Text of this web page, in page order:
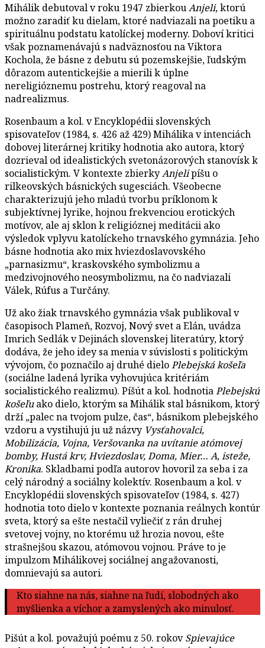
Mihálik debutoval v roku 1947 zbierkouAnjeli, ktorú
možno zaradiť ku dielam, ktoré nadviazali na poetiku a
spirituálnu podstatu katolíckej moderny. Doboví kritici
však poznamenávajú s nadväznosťou na Viktora
Kochola, že básne z debutu sú pozemskejšie, ľudským
dôrazom autentickejšie a mierili k úplne
nereligióznemu postrehu, ktorý reagoval na
nadrealizmus.
Rosenbaum a kol. v Encyklopédii slovenských
spisovateľov (1984, s. 426 až 429) Mihálika v intenciách
dobovej literárnej kritiky hodnotia ako autora, ktorý
dozrieval od idealistických svetonázorových stanovísk k
socialistickým. V kontexte zbierkyAnjelipíšu o
rilkeovských básnických sugesciách. Všeobecne
charakterizujú jeho mladú tvorbu príklonom k
subjektívnej lyrike, hojnou frekvenciou erotických
motívov, ale aj sklon k religióznej meditácii ako
výsledok vplyvu katolíckeho trnavského gymnázia. Jeho
básne hodnotia ako mix hviezdoslavovského
„parnasizmu“, kraskovského symbolizmu a
medzivojnového neosymbolizmu, na čo nadviazali
Válek, Rúfus a Turčány.
Už ako žiak trnavského gymnázia však publikoval v
časopisoch Plameň, Rozvoj, Nový svet a Elán, uvádza
Imrich Sedlák v Dejinách slovenskej literatúry, ktorý
dodáva, že jeho idey sa menia v súvislosti s politickým
vývojom, čo poznačilo aj druhé dieloPlebejská košeľa
(sociálne ladená lyrika vyhovujúca kritériám
socialistického realizmu). Píšút a kol. hodnotiaPlebejskú
košeľuako dielo, ktorým sa Mihálik stal básnikom, ktorý
drží „palec na tvojom pulze, čas“, básnikom plebejského
vzdoru a vystihujú ju už názvy Vysťahovalci,
Mobilizácia, Vojna, Veršovanka na uvítanie atómovej
bomby, Hustá krv, Hviezdoslav, Doma, Mier… A, isteže,
Kronika. Skladbami podľa autorov hovoril za seba i za
celý národný a sociálny kolektív. Rosenbaum a kol. v
Encyklopédii slovenských spisovateľov (1984, s. 427)
hodnotia toto dielo v kontexte poznania reálnych kontúr
sveta, ktorý sa ešte nestačil vyliečiť z rán druhej
svetovej vojny, no ktorému už hrozia novou, ešte
strašnejšou skazou, atómovou vojnou. Práve to je
impulzom Mihálikovej sociálnej angažovanosti,
domnievajú sa autori.
Kto siahne na nás, siahne na ľudí, slobodných ako
myšlienka a víchor a zamyslených ako minulosť.
Pišút a kol. považujú poému z 50. rokovSpievajúce